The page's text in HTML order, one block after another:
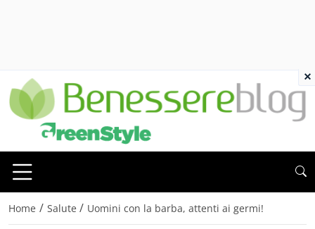
Home / Salute / Uomini con la barba, attenti ai germi!
×